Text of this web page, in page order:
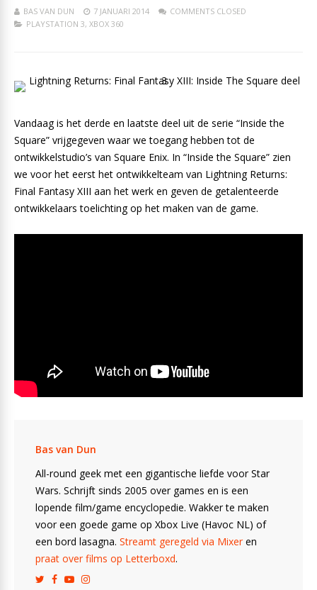
BAS VAN DUN 7 JANUARI 2014
COMMENTS CLOSED
PLAYSTATION 3, XBOX 360
Vandaag is het derde en laatste deel uit de serie “Inside the
Square” vrijgegeven waar we toegang hebben tot de
ontwikkelstudio’s van Square Enix. In “Inside the Square” zien
we voor het eerst het ontwikkelteam van Lightning Returns:
Final Fantasy XIII aan het werk en geven de getalenteerde
ontwikkelaars toelichting op het maken van de game.
Bas van Dun
All-round geek met een gigantische liefde voor Star
Wars. Schrijft sinds 2005 over games en is een
lopende film/game encyclopedie. Wakker te maken
voor een goede game op Xbox Live (Havoc NL) of
een bord lasagna. Streamt geregeld via Mixeren
praat over films op Letterboxd.